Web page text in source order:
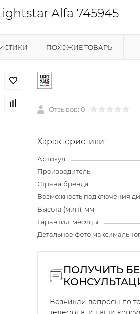
Alfa 745945
ПОХОЖИЕ ТОВАРЫ
Отзывов: 0
Характеристики:
Артикул
Производитель
Страна бренда
Возможность подключения
Высота (мин), мм
Гарантия, месяцы
Детальное фото
ПОЛУЧИТЬ
Возникли вопросы по